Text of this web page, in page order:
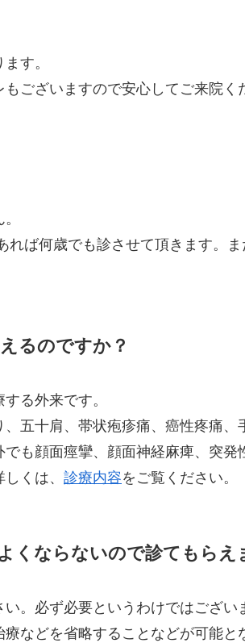
す。
ございますので安心してご来院く
ば何歳でも診させて頂きます。
るのですか？
る外来です。
五十肩、帯状疱疹痛、癌性疼痛
も顔面痙攣、顔面神経麻痺、突
くは、 診療内容をご覧ください。
くならないので診てもらえ
。必ず必要というわけではござ
などを省略することなどが可能と